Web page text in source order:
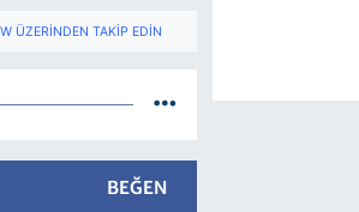
ÜZERINDEN TAKIP EDIN
BEĞEN